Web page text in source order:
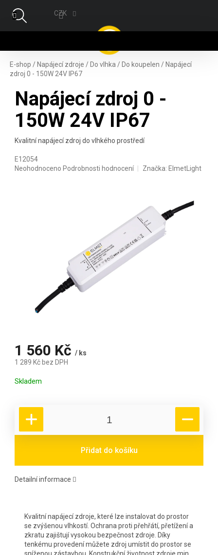
CZK
E-shop / Napájecí zdroje / Do vlhka / Do koupelen / Napájecí
zdroj 0 - 150W 24V IP67
Napájecí zdroj 0 -
150W 24V IP67
Kvalitní napájecí zdroj do vlhkého prostředí
E12054
Průměrné hodnocení produktu je 0,0 z 5 hvězdiček.
Neohodnoceno Podrobnosti hodnocení Značka: ElmetLight
1 560 Kč / ks
1 289 Kč bez DPH
Skladem
Přidat do košíku
Detailní informace
Kvalitní napájecí zdroje, které lze instalovat do prostor
se zvýšenou vlhkostí. Ochrana proti přehřátí, přetížení a
zkratu zajištují vysokou bezpečnost zdroje. Díky
tenkému provedení můžete zdroj umístit do prostor se